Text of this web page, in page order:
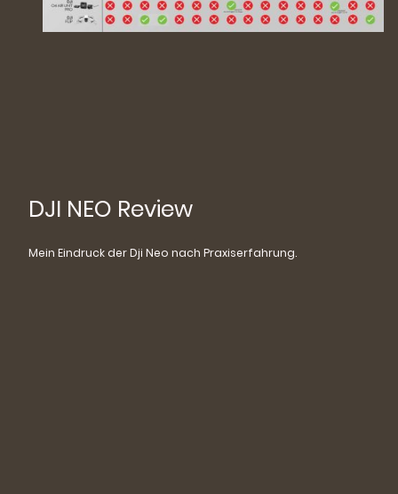
DJI NEO Review
Mein Eindruck der Dji Neo nach Praxiserfahrung.